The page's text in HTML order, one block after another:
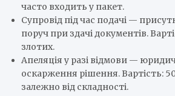
часто входить у пакет.
Супровід під час подачі —
поруч при здачі документів.
злотих.
Апеляція у разі відмови —
оскарження рішення. Вартість:
залежно від складності.